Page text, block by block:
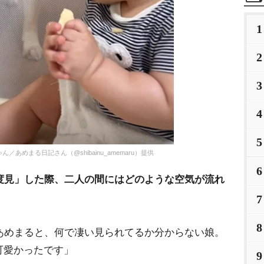
／あめまる日記さん（@shibainu_amemaru）提供
」した際、二人の間にはどのような空気が流れ
まると、何で凄い見られてるか分からない娘。
かったです」
1
2
3
4
5
6
7
8
9